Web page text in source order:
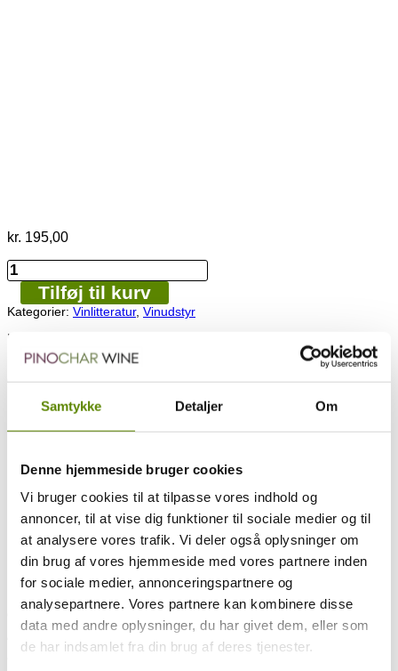
Samtykke Detaljer Om
Denne hjemmeside bruger cookies
Vi bruger cookies til at tilpasse vores indhold og
annoncer, til at vise dig funktioner til sociale medier og til
at analysere vores trafik. Vi deler også oplysninger om
din brug af vores hjemmeside med vores partnere inden
for sociale medier, annonceringspartnere og
analysepartnere. Vores partnere kan kombinere disse
data med andre oplysninger, du har givet dem, eller som
de har indsamlet fra din brug af deres tjenester.
kr. 195,00
“How
do
put
bubbles
in
Champagne?”
Michel
Humbert
Tilføj til kurv
Kategorier: Vinlitteratur, Vinudstyr
En skøn og underholdende bog om Champagne.
Rigt illustreret med underholdende illustrationer bliver man ledt
gennem denne skønne driks verden på en let forståelige facon.
Den perfekte følgesvend til et godt glas Champagne.
Bogen er på Engelsk.
Handl sikkert og trygt hos Pinochar Wine
Gratis levering i hele Danmark v. køb for blot
kr. 1.000 eller mere i webshoppen
Evt. specifikationer
Om bogen på engelsk:
“The three most quoted words to describe France are Paris, Love
and Champagne.